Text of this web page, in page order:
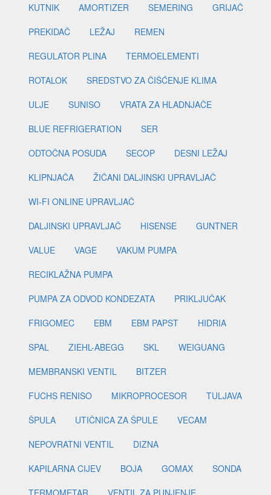
KUTNIK
AMORTIZER SEMERING
GRIJAČ
PREKIDAČ
LEŽAJ
REMEN
REGULATOR PLINA
TERMOELEMENTI
ROTALOK
SREDSTVO ZA ČIŠĆENJE KLIMA
ULJE
SUNISO
VRATA ZA HLADNJAČE
BLUE REFRIGERATION
SER
ODTOČNA POSUDA
SECOP
DESNI LEŽAJ
KLIPNJAČA
ŽIČANI DALJINSKI UPRAVLJAČ
WI-FI ONLINE UPRAVLJAČ
DALJINSKI UPRAVLJAČ
HISENSE
GUNTNER
VALUE
VAGE
VAKUM PUMPA
RECIKLAŽNA PUMPA
PUMPA ZA ODVOD KONDEZATA
PRIKLJUČAK
FRIGOMEC
EBM EBM PAPST
HIDRIA
SPAL
ZIEHL-ABEGG SKL
WEIGUANG
MEMBRANSKI VENTIL
BITZER
FUCHS RENISO
MIKROPROCESOR
TULJAVA
ŠPULA
UTIČNICA ZA ŠPULE
VECAM
NEPOVRATNI VENTIL
DIZNA
KAPILARNA CIJEV
BOJA GOMAX
SONDA
TERMOMETAR
VENTIL ZA PUNJENJE